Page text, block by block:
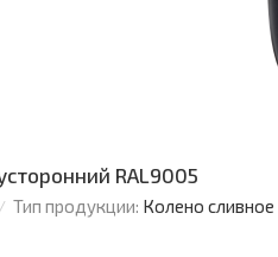
RAL9005
Тип продукции: Колено сливное